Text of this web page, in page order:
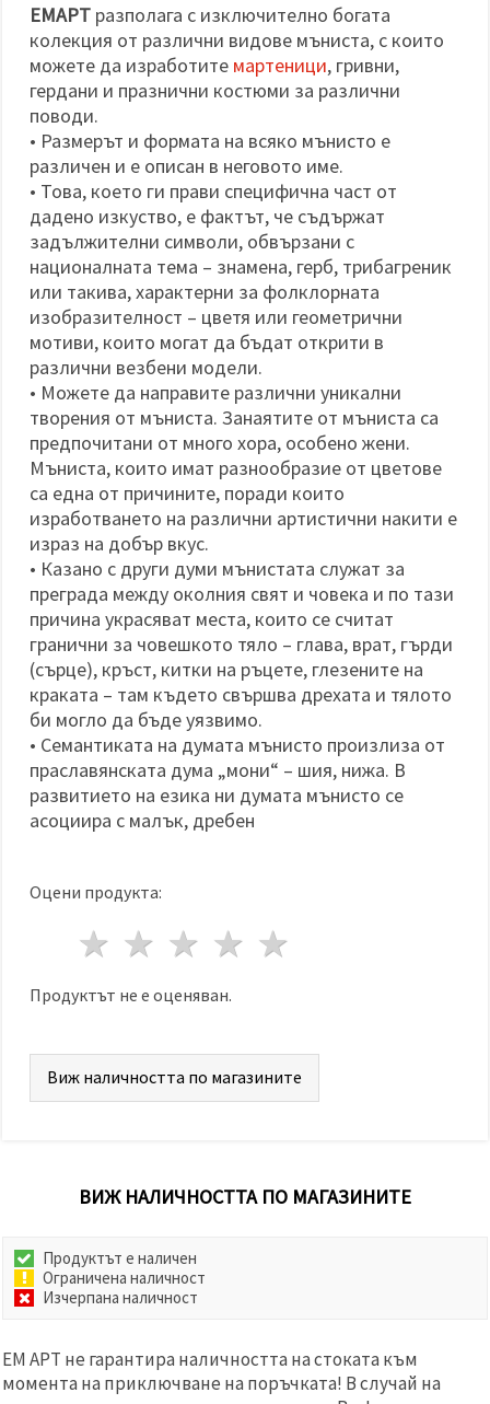
ЕМАРТ разполага с изключително богата
колекция от различни видове мъниста, с които
можете да изработите мартеници, гривни,
гердани и празнични костюми за различни
поводи.
• Размерът и формата на всяко мънисто е
различен и е описан в неговото име.
• Това, което ги прави специфична част от
дадено изкуство, е фактът, че съдържат
задължителни символи, обвързани с
националната тема – знамена, герб, трибагреник
или такива, характерни за фолклорната
изобразителност – цветя или геометрични
мотиви, които могат да бъдат открити в
различни везбени модели.
• Можете да направите различни уникални
творения от мъниста. Занаятите от мъниста са
предпочитани от много хора, особено жени.
Мъниста, които имат разнообразие от цветове
са една от причините, поради които
изработването на различни артистични накити е
израз на добър вкус.
• Казано с други думи мънистата служат за
преграда между околния свят и човека и по тази
причина украсяват места, които се считат
гранични за човешкото тяло – глава, врат, гърди
(сърце), кръст, китки на ръцете, глезените на
краката – там където свършва дрехата и тялото
би могло да бъде уязвимо.
• Семантиката на думата мънисто произлиза от
праславянската дума „мони“ – шия, нижа. В
развитието на езика ни думата мънисто се
асоциира с малък, дребен
Оцени продукта:
4 звезди
3 звезди
2 звезди
1 звезда
Продуктът не е оценяван.
Виж наличността по магазините
ВИЖ НАЛИЧНОСТТА ПО МАГАЗИНИТЕ
Продуктът е наличен
Ограничена наличност
Изчерпана наличност
ЕМ АРТ не гарантира наличността на стоката към
момента на приключване на поръчката! В случай на